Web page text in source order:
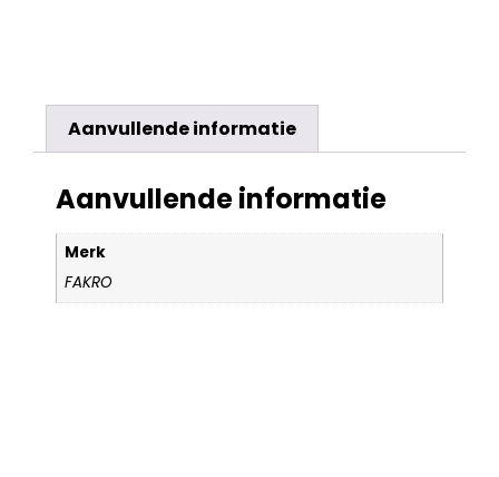
Aanvullende informatie
Aanvullende informatie
Merk
FAKRO